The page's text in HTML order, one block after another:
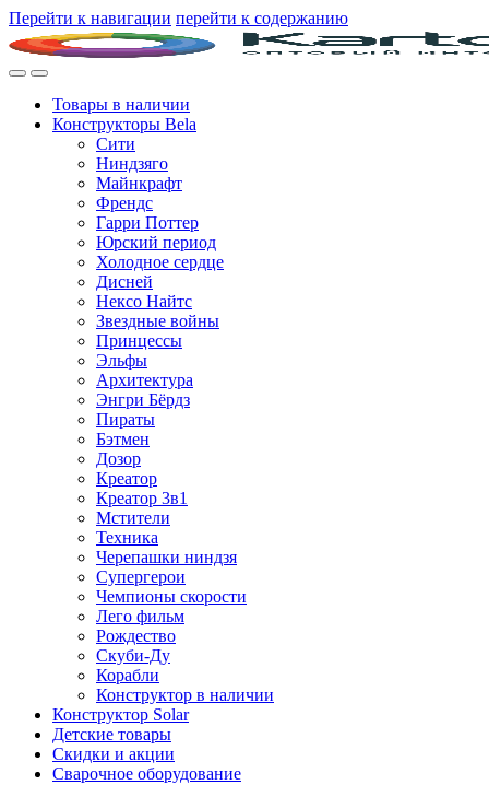
Перейти к навигации перейти к содержанию
Товары в наличии
Конструкторы Bela
Сити
Ниндзяго
Майнкрафт
Френдс
Гарри Поттер
Юрский период
Холодное сердце
Дисней
Нексо Найтс
Звездные войны
Принцессы
Эльфы
Архитектура
Энгри Бёрдз
Пираты
Бэтмен
Дозор
Креатор
Креатор 3в1
Мстители
Техника
Черепашки ниндзя
Супергерои
Чемпионы скорости
Лего фильм
Рождество
Скуби-Ду
Корабли
Конструктор в наличии
Конструктор Solar
Детские товары
Скидки и акции
Сварочное оборудование